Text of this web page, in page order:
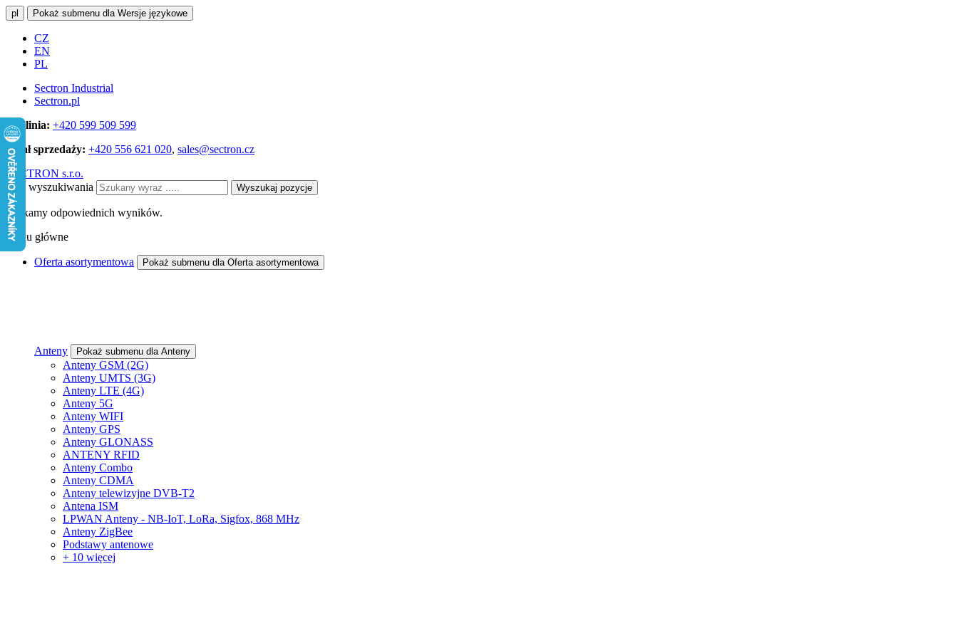
pl Pokaż submenu dla Wersje językowe
CZ
EN
PL
Sectron Industrial
Sectron.pl
Infolinia: +420 599 509 599
Dział sprzedaży: +420 556 621 020, sales@sectron.cz
SECTRON s.r.o.
Pole wyszukiwania
Wyszukaj pozycje
Szukamy odpowiednich wyników.
Menu główne
Oferta asortymentowa Pokaż submenu dla Oferta asortymentowa
Anteny Pokaż submenu dla Anteny
Anteny GSM (2G)
Anteny UMTS (3G)
Anteny LTE (4G)
Anteny 5G
Anteny WIFI
Anteny GPS
Anteny GLONASS
ANTENY RFID
Anteny Combo
Anteny CDMA
Anteny telewizyjne DVB-T2
Antena ISM
LPWAN Anteny - NB-IoT, LoRa, Sigfox, 868 MHz
Anteny ZigBee
Podstawy antenowe
+ 10 więcej